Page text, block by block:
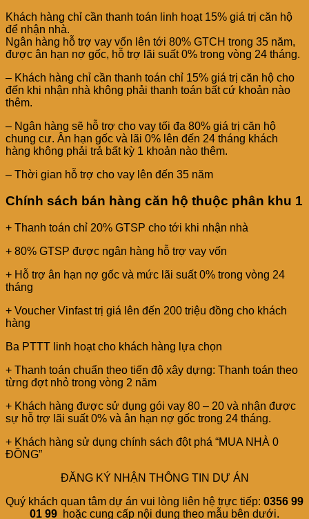
Khách hàng chỉ cần thanh toán linh hoạt 15% giá trị căn hộ
để nhận nhà.
Ngân hàng hỗ trợ vay vốn lên tới 80% GTCH trong 35 năm,
được ân hạn nợ gốc, hỗ trợ lãi suất 0% trong vòng 24 tháng.
– Khách hàng chỉ cần thanh toán chỉ 15% giá trị căn hộ cho
đến khi nhận nhà không phải thanh toán bất cứ khoản nào
thêm.
– Ngân hàng sẽ hỗ trợ cho vay tối đa 80% giá trị căn hộ
chung cư. Ân hạn gốc và lãi 0% lên đến 24 tháng khách
hàng không phải trả bất kỳ 1 khoản nào thêm.
– Thời gian hỗ trợ cho vay lên đến 35 năm
Chính sách bán hàng căn hộ thuộc phân khu 1
+ Thanh toán chỉ 20% GTSP cho tới khi nhận nhà
+ 80% GTSP được ngân hàng hỗ trợ vay vốn
+ Hỗ trợ ân hạn nợ gốc và mức lãi suất 0% trong vòng 24
tháng
+ Voucher Vinfast trị giá lên đến 200 triệu đồng cho khách
hàng
Ba PTTT linh hoạt cho khách hàng lựa chọn
+ Thanh toán chuẩn theo tiến độ xây dựng: Thanh toán theo
từng đợt nhỏ trong vòng 2 năm
+ Khách hàng được sử dụng gói vay 80 – 20 và nhận được
sự hỗ trợ lãi suất 0% và ân hạn nợ gốc trong 24 tháng.
+ Khách hàng sử dụng chính sách đột phá “MUA NHÀ 0
ĐỒNG”
ĐĂNG KÝ NHẬN THÔNG TIN DỰ ÁN
Quý khách quan tâm dự án vui lòng liên hệ trực tiếp: 0356 99
01 99 hoặc cung cấp nội dung theo mẫu bên dưới.